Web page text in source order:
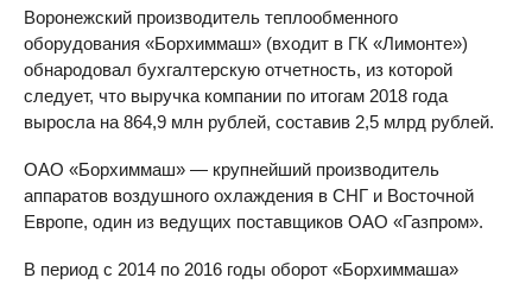
Воронежский производитель теплообменного
оборудования «Борхиммаш» (входит в ГК «Лимонте»)
обнародовал бухгалтерскую отчетность, из которой
следует, что выручка компании по итогам 2018 года
выросла на 864,9 млн рублей, составив 2,5 млрд рублей.
ОАО «Борхиммаш» — крупнейший производитель
аппаратов воздушного охлаждения в СНГ и Восточной
Европе, один из ведущих поставщиков ОАО «Газпром».
В период с 2014 по 2016 годы оборот «Борхиммаша»